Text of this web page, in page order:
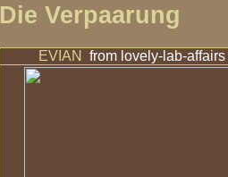
Die Verpaarung
EVIAN from lovely-lab-affairs